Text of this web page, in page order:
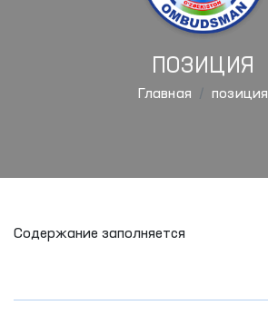
ПОЗИЦИЯ
Главная позиция
Содержание заполняется